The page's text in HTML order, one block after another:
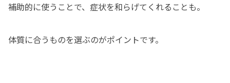
補助的に使うことで、症状を和らげてくれることも。
体質に合うものを選ぶのがポイントです。